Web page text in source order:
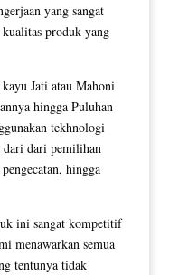
yang sangat
produk yang
Jati atau Mahoni
hingga Puluhan
tekhnologi
dari pemilihan
hingga
ini sangat kompetitif
menawarkan semua
tentunya tidak